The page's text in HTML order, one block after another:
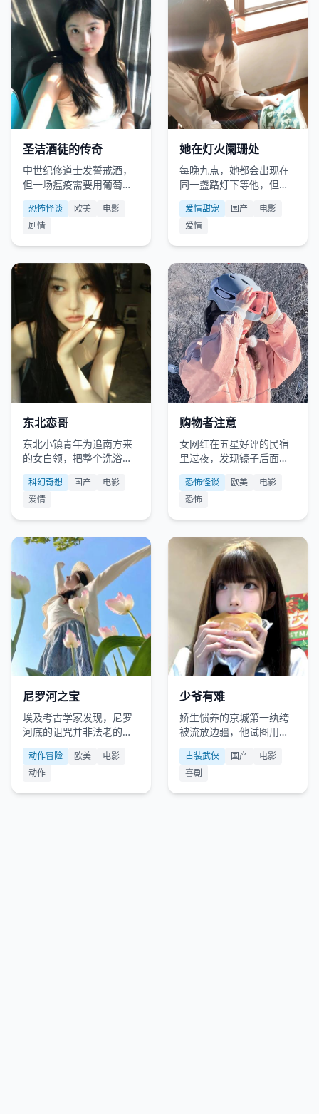
圣洁酒徒的传奇
中世纪修道士发誓戒酒，
但一场瘟疫需要用葡萄酒
治病，他被迫成为酿酒大
师，却重新酗酒。
恐怖怪谈 欧美
电影
剧情
她在灯火阑珊处
每晚九点，她都会出现在
同一盏路灯下等他，但每
一次见到他，她都会老去
十岁。
爱情甜宠 国产
电影
爱情
东北恋哥
东北小镇青年为追南方来
的女白领，把整个洗浴中
心改成了“求婚基地”。
科幻奇想 国产
电影
爱情
购物者注意
女网红在五星好评的民宿
里过夜，发现镜子后面有
一排眼睛。
恐怖怪谈 欧美
电影
恐怖
尼罗河之宝
埃及考古学家发现，尼罗
河底的诅咒并非法老的怒
火，而是一台史前量子计
算机。
动作冒险 欧美
电影
动作
少爷有难
娇生惯养的京城第一纨绔
被流放边疆，他试图用金
钱贿赂整个蛮荒之地。
古装武侠 国产
电影
喜剧